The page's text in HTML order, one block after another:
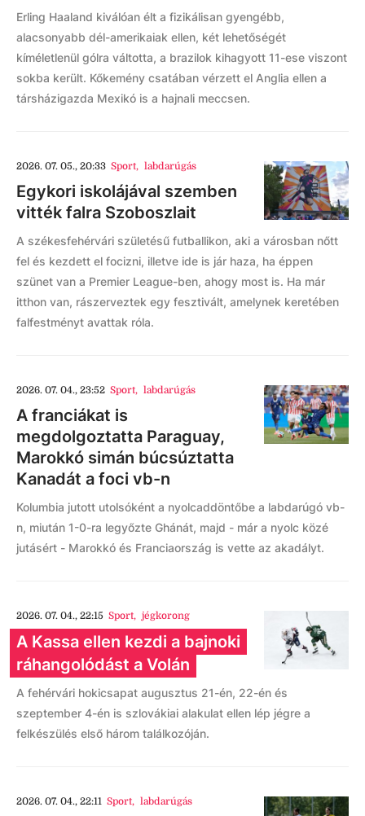
Erling Haaland kiválóan élt a fizikálisan gyengébb,
alacsonyabb dél-amerikaiak ellen, két lehetőségét
kíméletlenül gólra váltotta, a brazilok kihagyott 11-ese viszont
sokba került. Kőkemény csatában vérzett el Anglia ellen a
társházigazda Mexikó is a hajnali meccsen.
2026. 07. 05., 20:33 Sport, labdarúgás
Egykori iskolájával szemben
vitték falra Szoboszlait
A székesfehérvári születésű futballikon, aki a városban nőtt
fel és kezdett el focizni, illetve ide is jár haza, ha éppen
szünet van a Premier League-ben, ahogy most is. Ha már
itthon van, rászerveztek egy fesztivált, amelynek keretében
falfestményt avattak róla.
2026. 07. 04., 23:52 Sport, labdarúgás
A franciákat is
megdolgoztatta Paraguay,
Marokkó simán búcsúztatta
Kanadát a foci vb-n
Kolumbia jutott utolsóként a nyolcaddöntőbe a labdarúgó vb-
n, miután 1-0-ra legyőzte Ghánát, majd - már a nyolc közé
jutásért - Marokkó és Franciaország is vette az akadályt.
2026. 07. 04., 22:15 Sport, jégkorong
A Kassa ellen kezdi a bajnoki
ráhangolódást a Volán
A fehérvári hokicsapat augusztus 21-én, 22-én és
szeptember 4-én is szlovákiai alakulat ellen lép jégre a
felkészülés első három találkozóján.
2026. 07. 04., 22:11 Sport, labdarúgás